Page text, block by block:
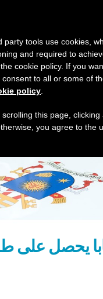
يحصل على
party tools use cookies,
and required to
cookie policy. If you
to all or some of
policy
this page, clicking
you agree to the